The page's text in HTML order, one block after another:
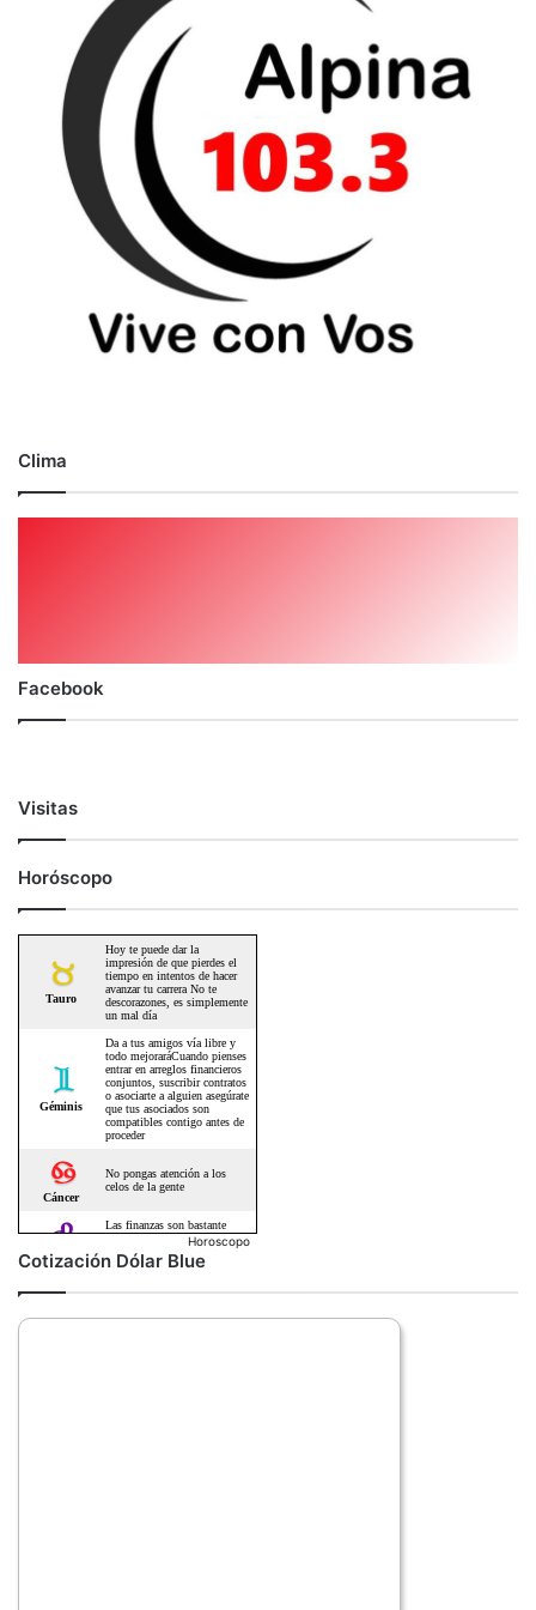
Clima
Facebook
Visitas
Horóscopo
Horoscopo
Cotización Dólar Blue